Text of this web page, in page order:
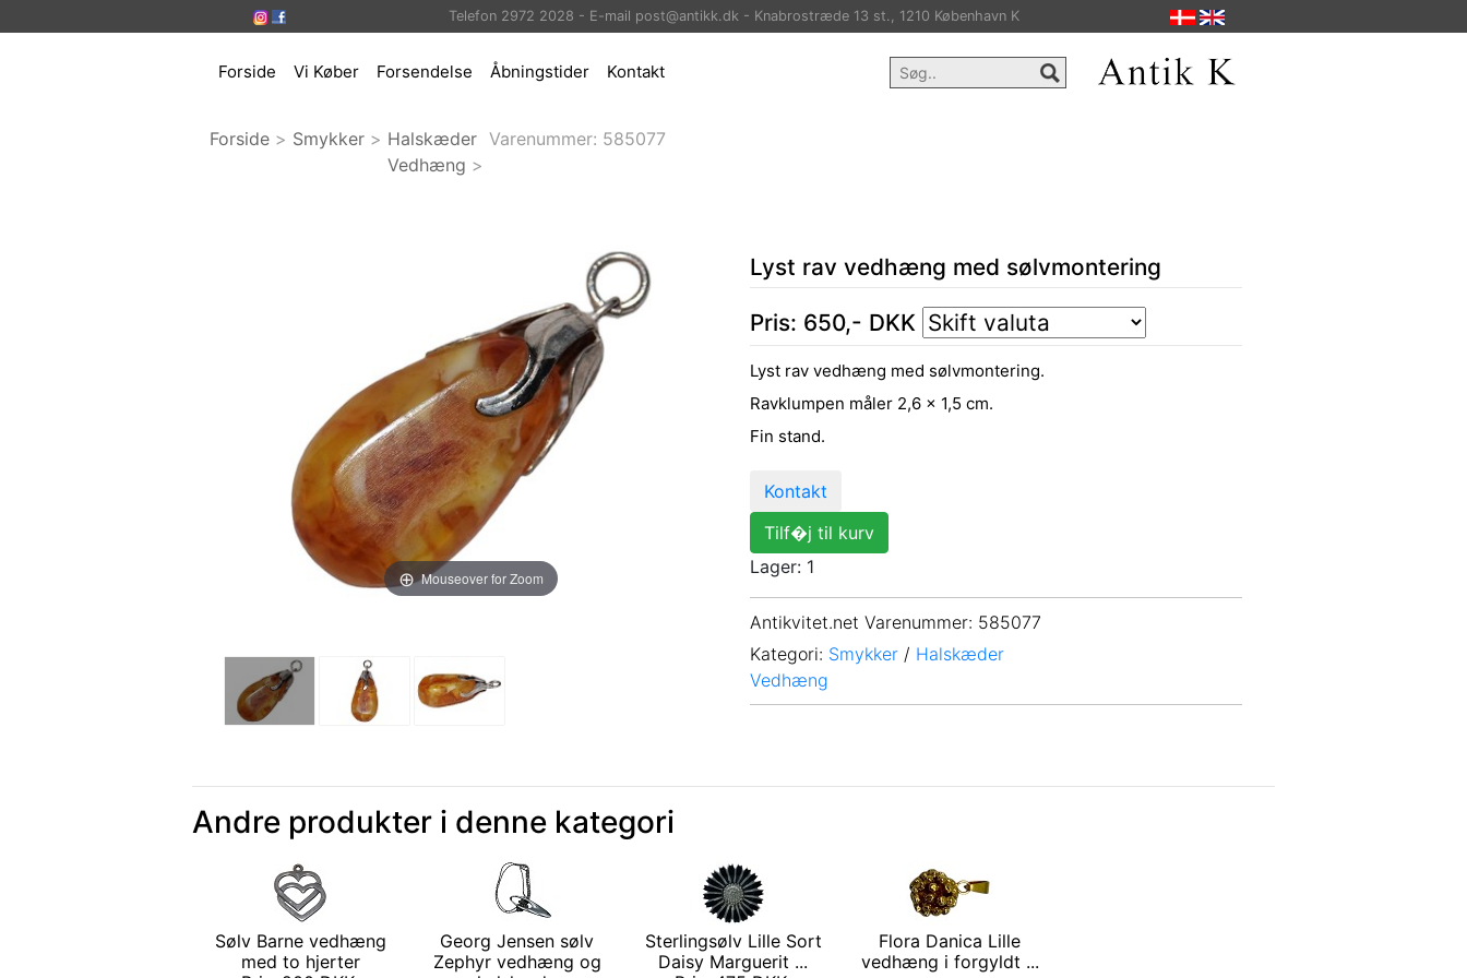
Telefon 2972 2028 - E-mail post@antikk.dk - Knabrostræde 13 st., 1210 København K
Forside Vi Køber Forsendelse Åbningstider Kontakt
Forside > Smykker > Halskæder
Vedhæng >
Varenummer: 585077
Mouseover for Zoom
Lyst rav vedhæng med sølvmontering
Pris: 650,- DKK
Lyst rav vedhæng med sølvmontering.
Ravklumpen måler 2,6 x 1,5 cm.
Fin stand.
Kontakt
Tilf�j til kurv
Lager: 1
Antikvitet.net Varenummer: 585077
Kategori: Smykker / Halskæder
Vedhæng
Andre produkter i denne kategori
Sølv Barne vedhæng
med to hjerter
Georg Jensen sølv
Zephyr vedhæng og
Sterlingsølv Lille Sort
Daisy Marguerit ...
Flora Danica Lille
vedhæng i forgyldt ...